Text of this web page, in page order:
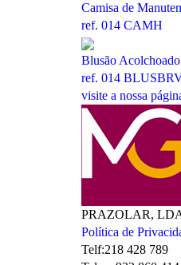
Camisa de
ref. 014 CAMH
Blusão
ref. 014
visite a nossa
PRAZOLAR, LDA
Política de
Telf:218 428 789